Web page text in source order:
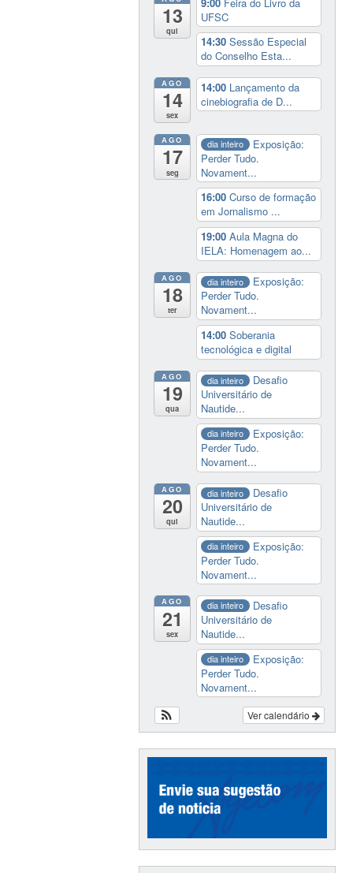
13
qui
UFSC
14:30Sessão Especial
do Conselho Esta...
AGO
14
sex
14:00 Lançamento da
cinebiografia de D...
AGO
17
seg
dia inteiro
Exposição:
Perder Tudo.
Novament...
16:00Curso de formação
em Jornalismo ...
19:00Aula Magna do
IELA: Homenagem ao...
AGO
18
ter
dia inteiro
Exposição:
Perder Tudo.
Novament...
14:00Soberania
tecnológica e digital
AGO
19
qua
dia inteiro
Desafio
Universitário de
Nautide...
dia inteiro
Exposição:
Perder Tudo.
Novament...
AGO
20
qui
dia inteiro
Desafio
Universitário de
Nautide...
dia inteiro
Exposição:
Perder Tudo.
Novament...
AGO
21
sex
dia inteiro
Desafio
Universitário de
Nautide...
dia inteiro
Exposição:
Perder Tudo.
Novament...
Ver calendário